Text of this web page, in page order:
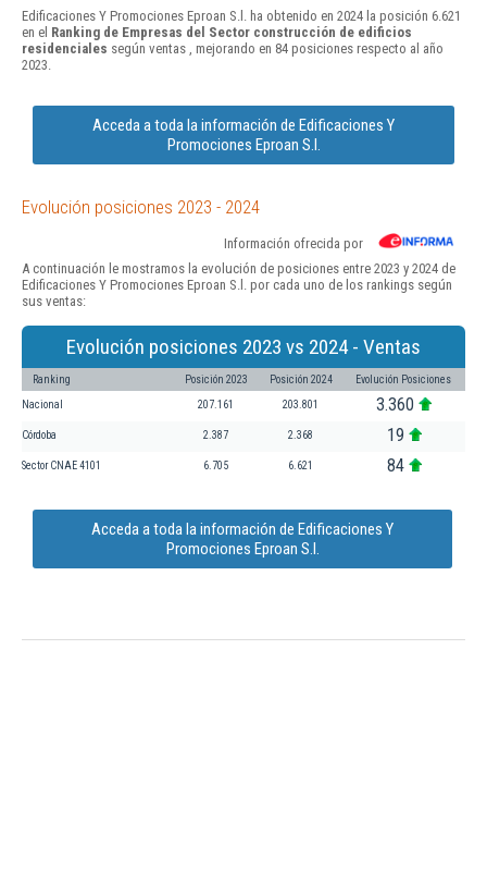
Edificaciones Y Promociones Eproan S.l. ha obtenido en 2024 la posición 6.621
en el Ranking de Empresas del Sector construcción de edificios
residenciales según ventas , mejorando en 84 posiciones respecto al año
2023.
Acceda a toda la información de Edificaciones Y
Promociones Eproan S.l.
Evolución posiciones 2023 - 2024
Información ofrecida por
A continuación le mostramos la evolución de posiciones entre 2023 y 2024 de
Edificaciones Y Promociones Eproan S.l. por cada uno de los rankings según
sus ventas:
Evolución posiciones 2023 vs 2024 - Ventas
Ranking Posición 2023 Posición 2024 Evolución Posiciones
Nacional 207.161 203.801 3.360
Córdoba 2.387 2.368 19
Sector CNAE 4101 6.705 6.621 84
Acceda a toda la información de Edificaciones Y
Promociones Eproan S.l.